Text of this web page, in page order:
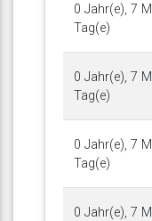
0 Jahr(e), 7
Tag(e)
0 Jahr(e), 7
Tag(e)
0 Jahr(e), 7
Tag(e)
0 Jahr(e), 7